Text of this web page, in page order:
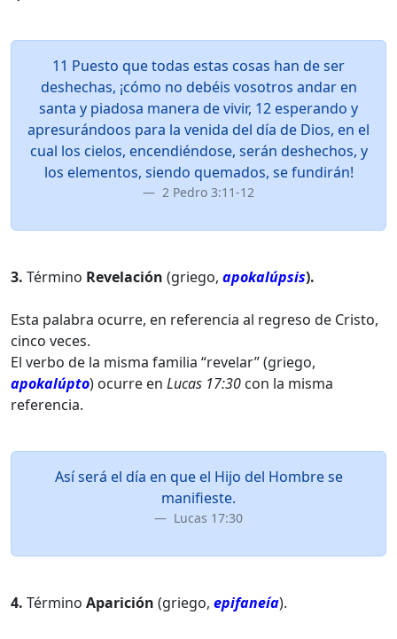
11 Puesto que todas estas cosas han de ser
deshechas, ¡cómo no debéis vosotros andar en
santa y piadosa manera de vivir, 12 esperando y
apresurándoos para la venida del día de Dios, en el
cual los cielos, encendiéndose, serán deshechos, y
los elementos, siendo quemados, se fundirán!
2 Pedro 3:11-12
3. Término Revelación (griego, apokalúpsis).
Esta palabra ocurre, en referencia al regreso de Cristo,
cinco veces.
El verbo de la misma familia “revelar” (griego,
apokalúpto) ocurre en Lucas 17:30 con la misma
referencia.
Así será el día en que el Hijo del Hombre se
manifieste.
Lucas 17:30
4. Término Aparición (griego, epifaneía).